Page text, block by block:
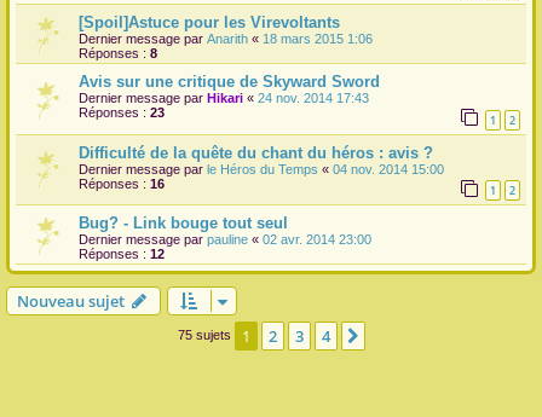
[Spoil]Astuce pour les Virevoltants
Dernier message par Anarith « 18 mars 2015 1:06
Réponses : 8
Avis sur une critique de Skyward Sword
Dernier message par Hikari « 24 nov. 2014 17:43
Réponses : 23 1 2
Difficulté de la quête du chant du héros : avis ?
Dernier message par le Héros du Temps « 04 nov. 2014 15:00
Réponses : 16 1 2
Bug? - Link bouge tout seul
Dernier message par pauline « 02 avr. 2014 23:00
Réponses : 12
Nouveau sujet
75 sujets 1 2 3 4